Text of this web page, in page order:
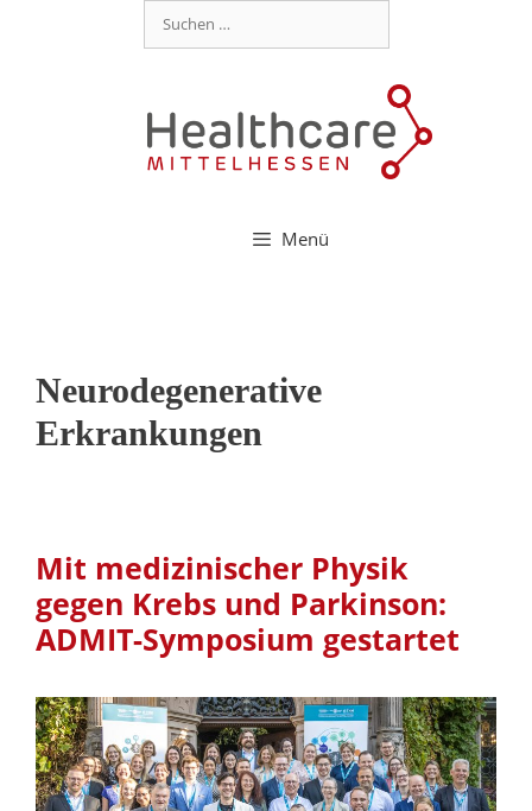
Menü
Neurodegenerative
Erkrankungen
Mit medizinischer Physik
gegen Krebs und Parkinson:
ADMIT-Symposium gestartet